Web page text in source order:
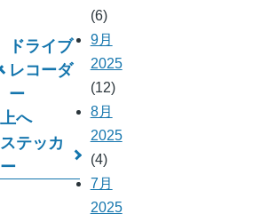
ブ
ッ
ク
横
ドライブ
レコーダ
ー
上へ
ステッカ
ー
(6)
9月
2025
(12)
8月
2025
(4)
7月
2025